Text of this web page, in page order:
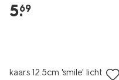
5.
69
kaars 12.5cm 'smile'